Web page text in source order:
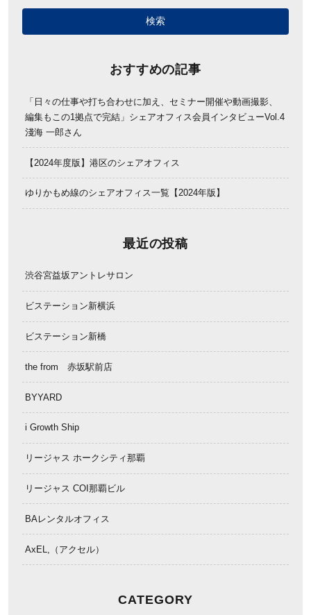
おすすめの記事
「日々の仕事や打ち合わせに加え、セミナー開催や動画撮影、
編集もこの1拠点で完結」シェアオフィス会員インタビューVol.4
淺海 一郎さん
【2024年度版】港区のシェアオフィス
ゆりかもめ線のシェアオフィス一覧【2024年版】
最近の投稿
渋谷宮益坂アントレサロン
ビステーション新横浜
ビステーション新橋
the from 赤坂駅前店
BYYARD
i Growth Ship
リージャス ホークシティ那覇
リージャス COI那覇ビル
BAレンタルオフィス
AxEL,（アクセル）
CATEGORY